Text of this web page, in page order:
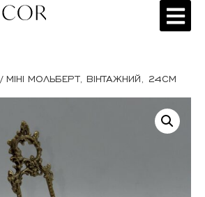
/ МІНІ МОЛЬБЕРТ, ВІНТАЖНИЙ, 24СМ